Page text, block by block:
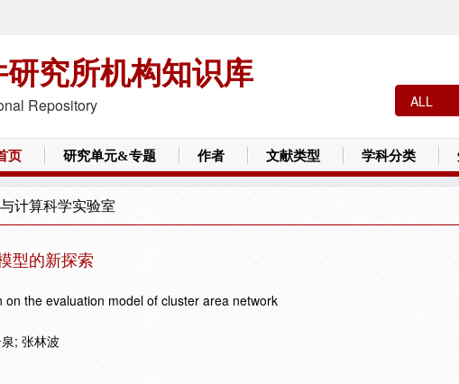
究所机构知识库
Repository
页 研究单元&专题 作者 文献类型 学科分类
计算科学实验室
型的新探索
on the evaluation model of cluster area network
; 张林波